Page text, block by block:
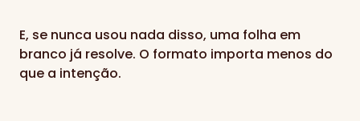
E, se nunca usou nada disso, uma folha em
branco já resolve. O formato importa menos do
que a intenção.